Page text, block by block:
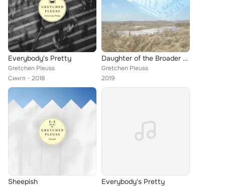
Everybody's Pretty
Gretchen Pleuss
Сингл
2018
Daughter of the Broader Skies
Gretchen Pleuss
2019
Sheepish Everybody's Pretty